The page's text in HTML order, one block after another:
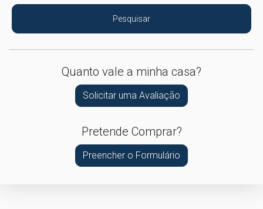
Pesquisar
Quanto vale a minha casa?
Solicitar uma Avaliação
Pretende Comprar?
Preencher o Formulário